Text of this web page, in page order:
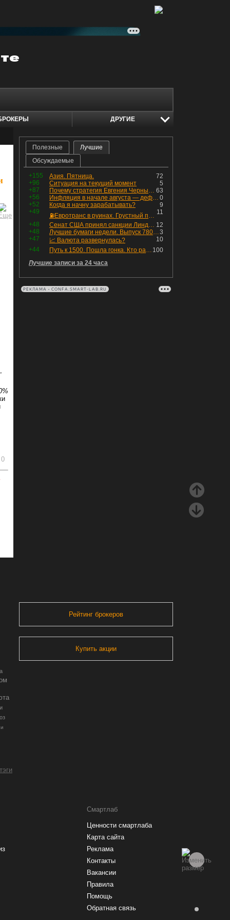
ДРУГИЕ
0
Полезные
Лучшие
Обсуждаемые
+155 72
Азия. Пятница.
+96
5
Ситуация на текущий момент
+87
63
Почему стратегия Евгения Черных приведет вас к убыткам в 2026 году
+56
0
Инфляция в начале августа — дефляция из-за топлива и плодоовощной корзины, но услуги продолжают дорожать, а рубль начал ослабевать.
+52
9
Когда я начну зарабатывать?
+49
11
⛽️Евротранс в руинах. Грустный пост😶😞 Что изменилось в облигациях?
+48
12
Сенат США принял санкции Линдси Грэма против России
+48
3
Лучшие бумаги недели. Выпуск 780 – обновления для пятницы
+47
10
📈 Валюта развернулась?
+44
100
Путь к 1500. Пошла гонка. Кто раньше продаст.
Лучшие записи за 24 часа
РЕКЛАМА • CONFA.SMART-LAB.RU
Рейтинг брокеров
Купить акции
Смартлаб
Ценности смартлаба
Карта сайта
Реклама
Контакты
Вакансии
Правила
Помощь
Обратная связь